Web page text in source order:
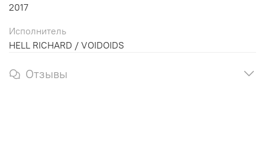
2017
Исполнитель
HELL RICHARD / VOIDOIDS
Отзывы